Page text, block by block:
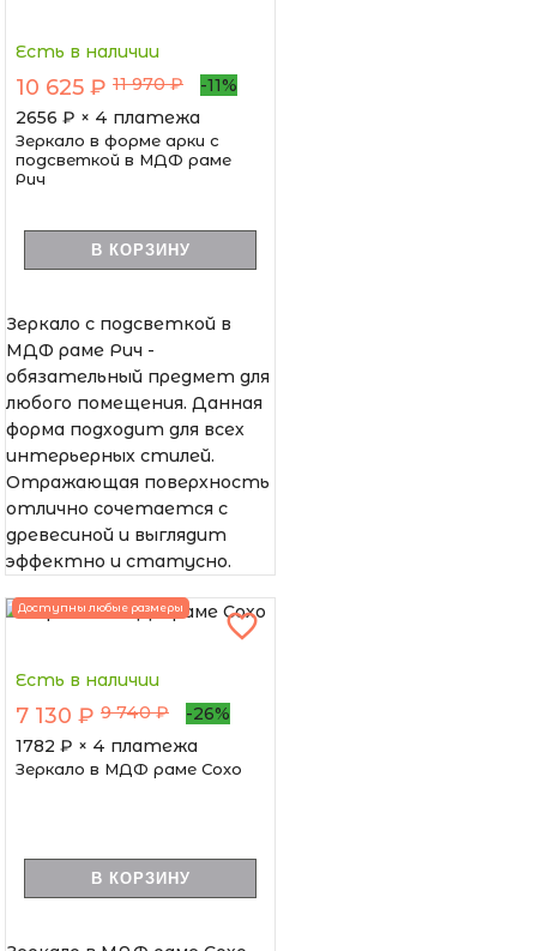
Есть в наличии
10 625 ₽ 11 970 ₽
-11%
2656 ₽ × 4 платежа
Зеркало в форме арки с
подсветкой в МДФ раме
Рич
В КОРЗИНУ
Зеркало с подсветкой в
МДФ раме Рич -
обязательный предмет для
любого помещения. Данная
форма подходит для всех
интерьерных стилей.
Отражающая поверхность
отлично сочетается с
древесиной и выглядит
эффектно и статусно.
Доступны любые размеры
Есть в наличии
7 130 ₽ 9 740 ₽
-26%
1782 ₽ × 4 платежа
Зеркало в МДФ раме Сохо
В КОРЗИНУ